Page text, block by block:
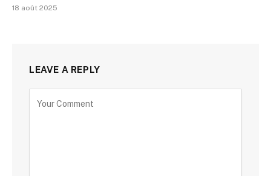
18 août 2025
LEAVE A REPLY